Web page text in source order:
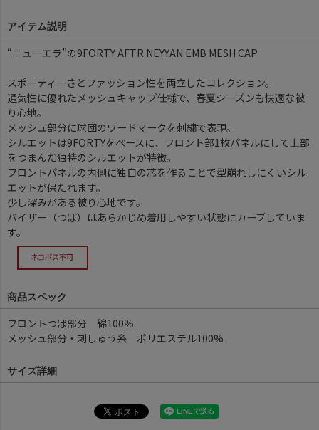
アイテム説明
“ニューエラ”の9FORTY AFTR NEYYAN EMB MESH CAP
スポーティーさとファッション性を両立したコレクション。
通気性に優れたメッシュキャップ仕様で、春夏シーズンも快適な被
り心地。
メッシュ部分に球団のワードマークを刺繍で表現。
シルエットは9FORTYをベースに、フロント部1枚パネルにして上部
をつまんだ独特のシルエットが特徴。
フロントパネルの内側に独自の芯を作ることで型崩れしにくいシル
エットが保たれます。
少し深みがある被り心地です。
バイザー（つば）はあらかじめ着用しやすい状態にカーブしていま
す。
商品スペック
フロントつば部分 綿100％
メッシュ部分・刺しゅう糸 ポリエステル100%
サイズ詳細